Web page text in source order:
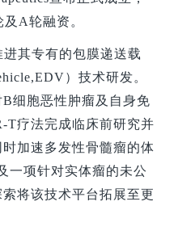
A轮融资。
其专有的包膜递送载
）技术研发。
细胞恶性肿瘤及自身免
T疗法完成临床前研究并
加速多发性骨髓瘤的体
一项针对实体瘤的未公
将该技术平台拓展至更